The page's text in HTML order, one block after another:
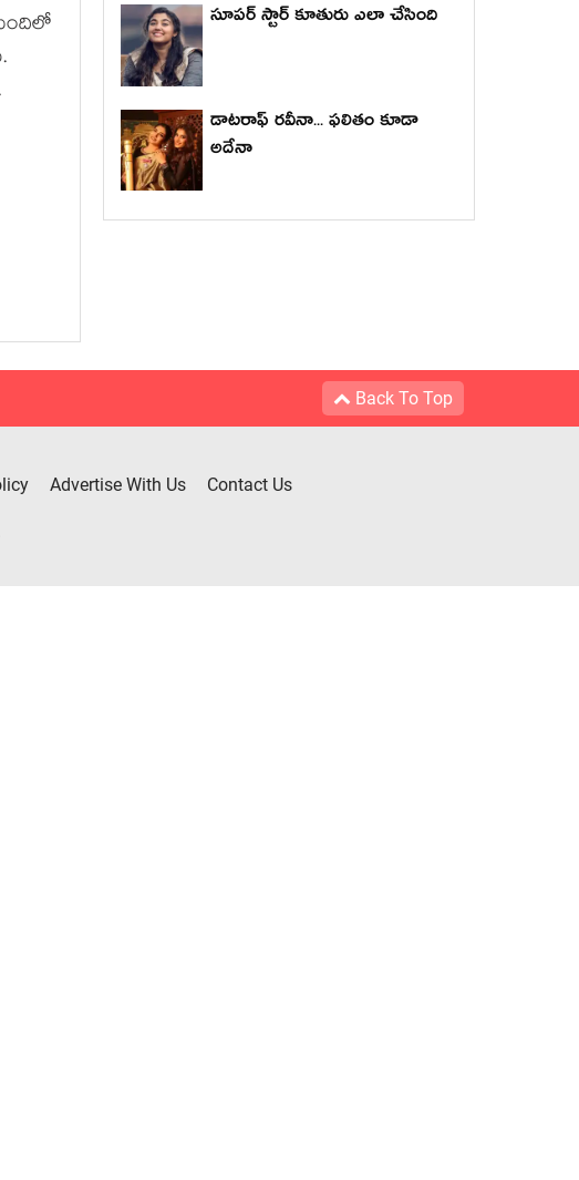
సూపర్ స్టార్ కూతురు ఎలా చేసింది
డాటరాఫ్ రవీనా... ఫలితం కూడా
అదేనా
Back To Top
Advertise With Us Contact Us